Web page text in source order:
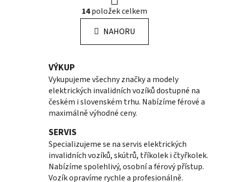
O
v
l
á
d
í
p
r
v
v
ý
p
á
n
k
í
14položek celkem
NAHORU
VÝKUP
Vykupujeme všechny značky a modely
elektrických invalidních vozíků dostupné na
českém i slovenském trhu. Nabízíme férové a
maximálně výhodné ceny.
SERVIS
Specializujeme se na servis elektrických
invalidních vozíků, skútrů, tříkolek i čtyřkolek.
Nabízíme spolehlivý, osobní a férový přístup.
Vozík opravíme rychle a profesionálně.